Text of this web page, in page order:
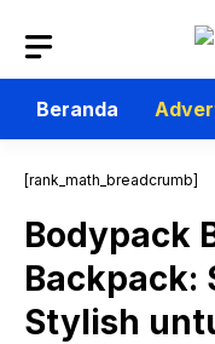
isi
Beranda
[rank_math_breadcrumb]
Bodypack
Backpack:
Stylish